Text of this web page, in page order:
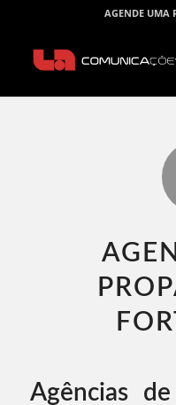
AGENDE UMA
Agências